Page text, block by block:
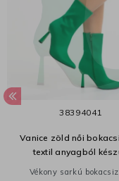
38394041
Vanice zöld női
textil anyagból
Vékony sarkú